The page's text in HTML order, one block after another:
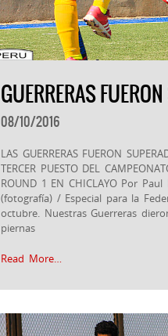
GUERRERAS
08/10/2016
LAS GUERRERAS FUERON
TERCER PUESTO DEL
ROUND 1 EN CHICLAYO Por
(fotografía) / Especial para la
octubre. Nuestras Guerreras
piernas
Read More…